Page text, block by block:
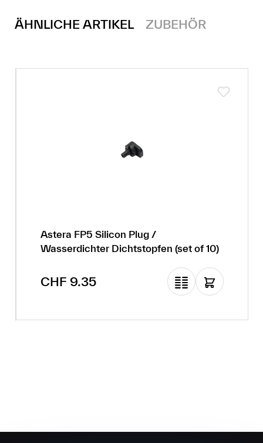
ÄHNLICHE ARTIKEL ZUBEHÖR
Astera FP5 Silicon Plug /
Wasserdichter Dichtstopfen (set of 10)
Regulärer Preis:
CHF 9.35